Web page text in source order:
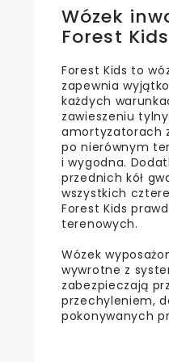
Wózek
Forest
Forest Kids to
zapewnia
każdych
zawieszeniu
amortyzatorach
po nierównym
i wygodna.
przednich kół
wszystkich
Forest Kids
terenowych.
Wózek
wywrotne z
zabezpieczają
przechyleniem,
pokonywanych